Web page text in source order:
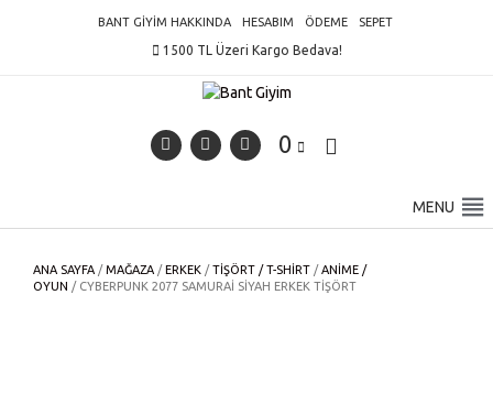
BANT GIYIM HAKKINDA HESABIM ÖDEME SEPET
1500 TL Üzeri Kargo Bedava!
0
MENU
ANA SAYFA /MAĞAZA /ERKEK /TIŞÖRT / T-SHIRT /ANIME /
OYUN / CYBERPUNK 2077 SAMURAI SIYAH ERKEK TIŞÖRT